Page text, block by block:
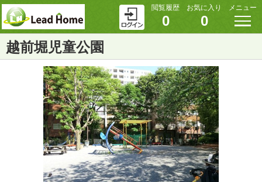
閲覧履歴
0
お気に入り
0
メニュー
越前堀児童公園